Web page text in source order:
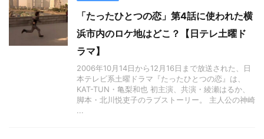
「たったひとつの恋」第4話に使われた横
浜市内のロケ地はどこ？【日テレ土曜ド
ラマ】
2006年10月14日から12月16日まで放送された、日
本テレビ系土曜ドラマ『たったひとつの恋』は、
KAT-TUN・亀梨和也 初主演、共演・綾瀬はるか、
脚本・北川悦吏子のラブストーリー。 主人公の神崎
...